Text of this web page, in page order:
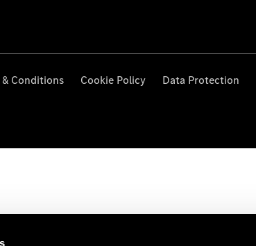
& Conditions Cookie Policy Data Protection